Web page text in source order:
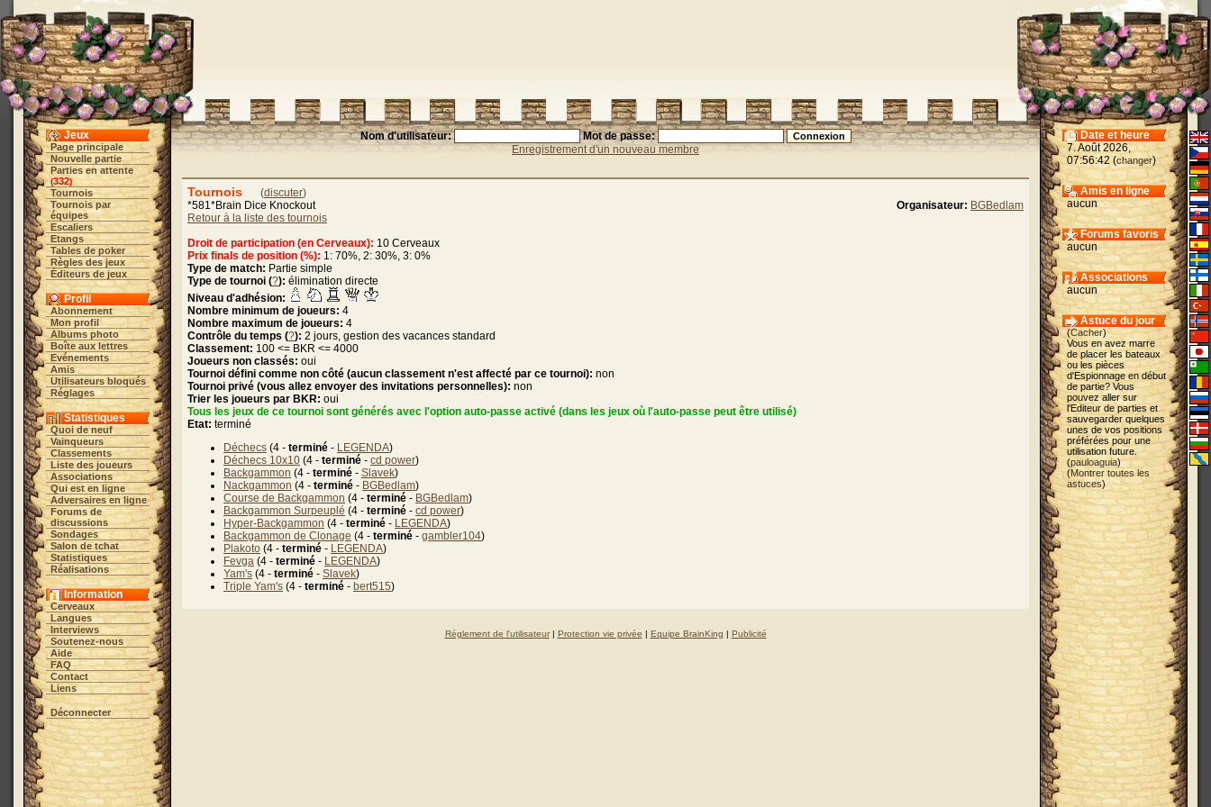
Jeux
Page principale
Nouvelle partie
Parties en attente
(332)
Tournois
Tournois par
équipes
Escaliers
Etangs
Tables de poker
Règles des jeux
Éditeurs de jeux
Profil
Abonnement
Mon profil
Albums photo
Boîte aux lettres
Evénements
Amis
Utilisateurs bloqués
Réglages
Statistiques
Quoi de neuf
Vainqueurs
Classements
Liste des joueurs
Associations
Qui est en ligne
Adversaires en ligne
Forums de
discussions
Sondages
Salon de tchat
Statistiques
Réalisations
Information
Cerveaux
Langues
Interviews
Soutenez-nous
Aide
FAQ
Contact
Liens
Déconnecter
Nom d'utilisateur:
Mot de passe:
Enregistrement d'un nouveau membre
Tournois (discuter)
Organisateur: BGBedlam
*581*Brain Dice Knockout
Retour à la liste des tournois
Droit de participation (en Cerveaux): 10 Cerveaux
Prix finals de position (%): 1: 70%, 2: 30%, 3: 0%
Type de match: Partie simple
Type de tournoi (?): élimination directe
Niveau d'adhésion:
Nombre minimum de joueurs: 4
Nombre maximum de joueurs: 4
Contrôle du temps (?): 2 jours, gestion des vacances standard
Classement: 100 <= BKR <= 4000
Joueurs non classés: oui
Tournoi défini comme non côté (aucun classement n'est affecté par ce tournoi): non
Tournoi privé (vous allez envoyer des invitations personnelles): non
Trier les joueurs par BKR: oui
Tous les jeux de ce tournoi sont générés avec l'option auto-passe activé (dans les jeux où l'auto-passe peut être utilisé)
Etat: terminé
Déchecs (4 - terminé - LEGENDA)
Déchecs 10x10 (4 - terminé - cd power)
Backgammon (4 - terminé - Slavek)
Nackgammon (4 - terminé - BGBedlam)
Course de Backgammon (4 - terminé - BGBedlam)
Backgammon Surpeuplé (4 - terminé - cd power)
Hyper-Backgammon (4 - terminé - LEGENDA)
Backgammon de Clonage (4 - terminé - gambler104)
Plakoto (4 - terminé - LEGENDA)
Fevga (4 - terminé - LEGENDA)
Yam's (4 - terminé - Slavek)
Triple Yam's (4 - terminé - bert515)
Réglement de l'utilisateur| Protection vie privée | Equipe BrainKing | Publicité
Date et heure
7. Août 2026,
07:56:42 (changer)
Amis en ligne
aucun
Forums favoris
aucun
Associations
aucun
Astuce du jour
(Cacher)
Vous en avez marre
de placer les bateaux
ou les pièces
d'Espionnage en début
de partie? Vous
pouvez aller sur
l'Editeur de parties et
sauvegarder quelques
unes de vos positions
préférées pour une
utilisation future.
(pauloaguia)
(Montrer toutes les
astuces)